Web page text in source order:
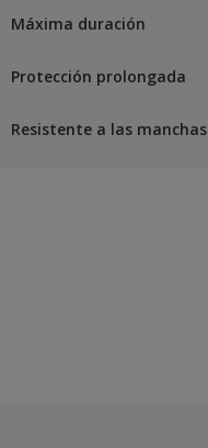
Máxima duración
Protección prolongada
Resistente a las manchas